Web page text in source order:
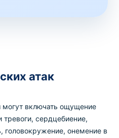
атак
могут включать ощущение
тревоги, сердцебиение,
головокружение, онемение в